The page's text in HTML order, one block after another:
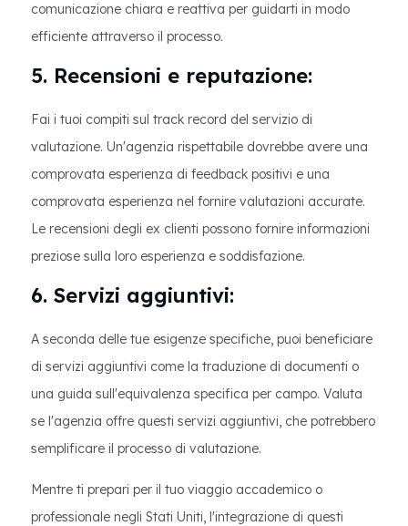
comunicazione chiara e reattiva per guidarti in modo
efficiente attraverso il processo.
5. Recensioni e reputazione:
Fai i tuoi compiti sul track record del servizio di
valutazione. Un'agenzia rispettabile dovrebbe avere una
comprovata esperienza di feedback positivi e una
comprovata esperienza nel fornire valutazioni accurate.
Le recensioni degli ex clienti possono fornire informazioni
preziose sulla loro esperienza e soddisfazione.
6. Servizi aggiuntivi:
A seconda delle tue esigenze specifiche, puoi beneficiare
di servizi aggiuntivi come la traduzione di documenti o
una guida sull'equivalenza specifica per campo. Valuta
se l'agenzia offre questi servizi aggiuntivi, che potrebbero
semplificare il processo di valutazione.
Mentre ti prepari per il tuo viaggio accademico o
professionale negli Stati Uniti, l'integrazione di questi